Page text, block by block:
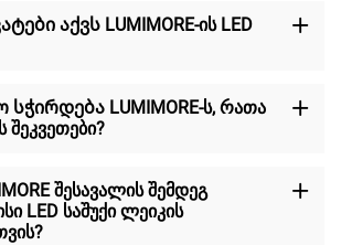
აქვს LUMIMORE-ის LED
LUMIMORE-ს, რათა
შესავალის შემდეგ
LED საშუქი ლეიკის